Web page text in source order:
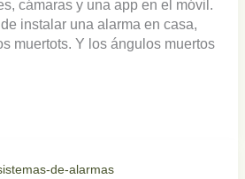
cámaras y una app en el móvil.
instalar una alarma en casa,
muertots. Y los ángulos muertos